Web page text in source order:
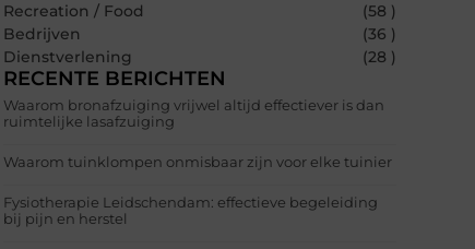
Recreation / Food
(58 )
Bedrijven
(36 )
Dienstverlening
(28 )
RECENTE BERICHTEN
Waarom bronafzuiging vrijwel altijd effectiever is dan
ruimtelijke lasafzuiging
Waarom tuinklompen onmisbaar zijn voor elke tuinier
Fysiotherapie Leidschendam: effectieve begeleiding
bij pijn en herstel